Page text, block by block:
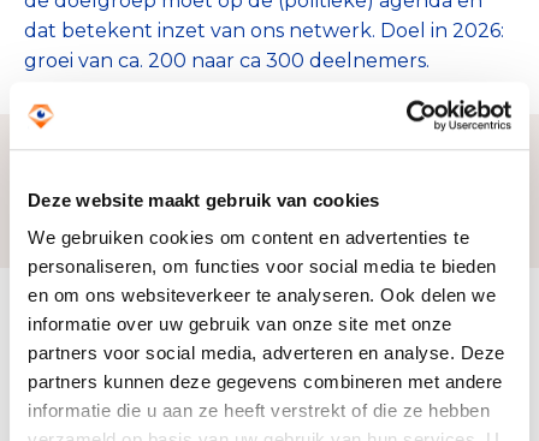
Deze website maakt gebruik van cookies
We gebruiken cookies om content en advertenties te
personaliseren, om functies voor social media te bieden
en om ons websiteverkeer te analyseren. Ook delen we
informatie over uw gebruik van onze site met onze
partners voor social media, adverteren en analyse. Deze
partners kunnen deze gegevens combineren met andere
informatie die u aan ze heeft verstrekt of die ze hebben
dat betekent inzet van ons netwerk. Doel in 2026:
groei van ca. 200 naar ca 300 deelnemers.
Zo bereiken we ons doel
Doelbesteding (2024)
€ 14.505